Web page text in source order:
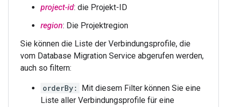
project-id: die Projekt-ID
region: Die Projektregion
Sie können die Liste der Verbindungsprofile, die
vom Database Migration Service abgerufen werden,
auch so filtern:
orderBy:
Mit diesem Filter können Sie eine
Liste aller Verbindungsprofile für eine